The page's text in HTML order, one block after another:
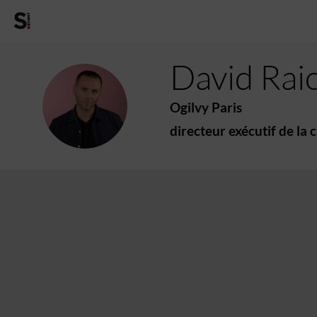
DR
David
Ogilvy Paris
directeur exécutif de la